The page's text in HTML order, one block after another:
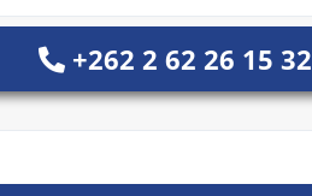
+262 2 62 26 15 32